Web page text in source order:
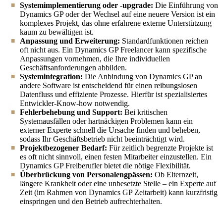
Systemimplementierung oder -upgrade: Die Einführung von
Dynamics GP oder der Wechsel auf eine neuere Version ist ein
komplexes Projekt, das ohne erfahrene externe Unterstützung
kaum zu bewältigen ist.
Anpassung und Erweiterung: Standardfunktionen reichen
oft nicht aus. Ein Dynamics GP Freelancer kann spezifische
Anpassungen vornehmen, die Ihre individuellen
Geschäftsanforderungen abbilden.
Systemintegration: Die Anbindung von Dynamics GP an
andere Software ist entscheidend für einen reibungslosen
Datenfluss und effiziente Prozesse. Hierfür ist spezialisiertes
Entwickler-Know-how notwendig.
Fehlerbehebung und Support: Bei kritischen
Systemausfällen oder hartnäckigen Problemen kann ein
externer Experte schnell die Ursache finden und beheben,
sodass Ihr Geschäftsbetrieb nicht beeinträchtigt wird.
Projektbezogener Bedarf: Für zeitlich begrenzte Projekte ist
es oft nicht sinnvoll, einen festen Mitarbeiter einzustellen. Ein
Dynamics GP Freiberufler bietet die nötige Flexibilität.
Überbrückung von Personalengpässen: Ob Elternzeit,
längere Krankheit oder eine unbesetzte Stelle – ein Experte auf
Zeit (im Rahmen von Dynamics GP Zeitarbeit) kann kurzfristig
einspringen und den Betrieb aufrechterhalten.